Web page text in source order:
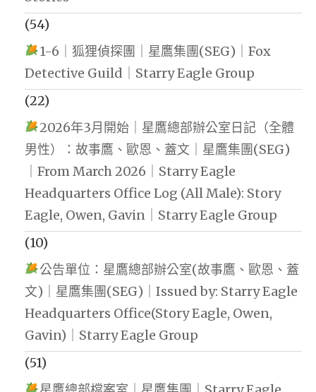
(54)
1-6｜狐狸偵探團｜星鷹集團(SEG)｜Fox
Detective Guild｜Starry Eagle Group
(22)
2026年3月開始｜星鷹總部辦公室日記（全體
男性）：故事鷹、歐恩、蓋文｜星鷹集團(SEG)
｜From March 2026｜Starry Eagle
Headquarters Office Log (All Male): Story
Eagle, Owen, Gavin｜Starry Eagle Group
(10)
公告單位：星鷹總部辦公室(故事鷹、歐恩、蓋
文)｜星鷹集團(SEG)｜Issued by: Starry Eagle
Headquarters Office(Story Eagle, Owen,
Gavin)｜Starry Eagle Group
(51)